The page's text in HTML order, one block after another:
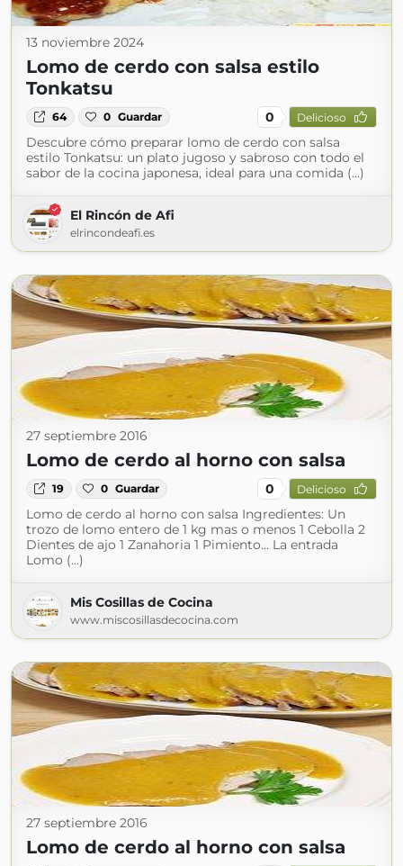
13 noviembre 2024
Lomo de cerdo con salsa estilo
Tonkatsu
64 0 Guardar 0 Delicioso
Descubre cómo preparar lomo de cerdo con salsa
estilo Tonkatsu: un plato jugoso y sabroso con todo el
sabor de la cocina japonesa, ideal para una comida (...)
El Rincón de Afi
elrincondeafi.es
27 septiembre 2016
Lomo de cerdo al horno con salsa
19 0 Guardar 0 Delicioso
Lomo de cerdo al horno con salsa Ingredientes: Un
trozo de lomo entero de 1 kg mas o menos 1 Cebolla 2
Dientes de ajo 1 Zanahoria 1 Pimiento… La entrada
Lomo (...)
Mis Cosillas de Cocina
www.miscosillasdecocina.com
27 septiembre 2016
Lomo de cerdo al horno con salsa